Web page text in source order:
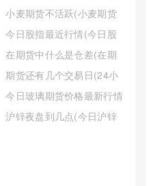
小麦期货不活跃(小麦期货
今日股指最近行情(今日股
在期货中什么是仓差(在期
期货还有几个交易日(24小
今日玻璃期货价格最新行情
沪锌夜盘到几点(今日沪锌